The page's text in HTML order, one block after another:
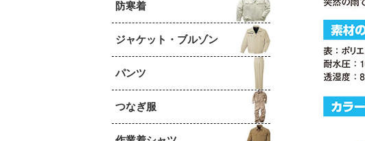
防寒着
ジャケット・ブルゾン
パンツ
つなぎ服